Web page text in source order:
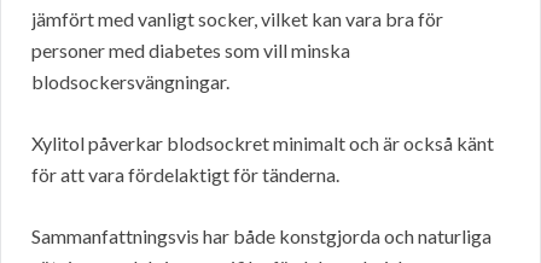
jämfört med vanligt socker, vilket kan vara bra för
personer med diabetes som vill minska
blodsockersvängningar.
Xylitol påverkar blodsockret minimalt och är också känt
för att vara fördelaktigt för tänderna.
Sammanfattningsvis har både konstgjorda och naturliga